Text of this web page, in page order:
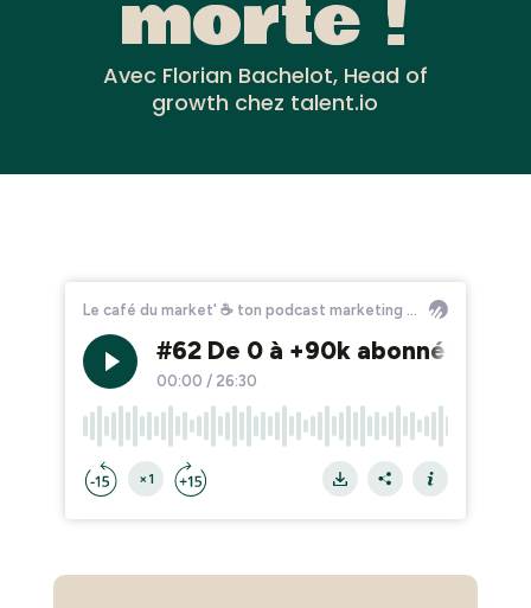
morte !
Avec Florian Bachelot, Head of
growth chez talent.io